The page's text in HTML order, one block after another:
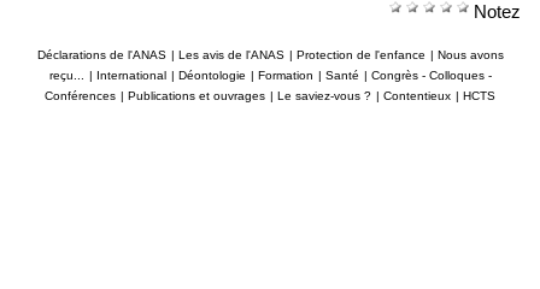
Notez
Déclarations de l'ANAS | Les avis de l'ANAS | Protection de l'enfance | Nous avons
reçu...
| International | Déontologie | Formation | Santé | Congrès - Colloques -
Conférences | Publications et ouvrages | Le saviez-vous ? | Contentieux | HCTS